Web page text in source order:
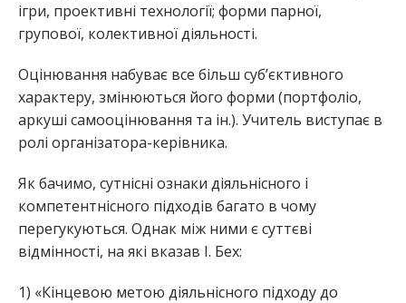
ігри, проективні технології; форми парної,
групової, колективної діяльності.
Оцінювання набуває все більш суб’єктивного
характеру, змінюються його форми (портфоліо,
аркуші самооцінювання та ін.). Учитель виступає в
ролі організатора-керівника.
Як бачимо, сутнісні ознаки діяльнісного і
компетентнісного підходів багато в чому
перегукуються. Однак між ними є суттєві
відмінності, на які вказав І. Бех:
1) «Кінцевою метою діяльнісного підходу до